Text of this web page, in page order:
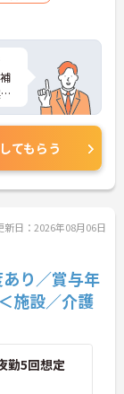
用したい
制
度
ま
てもらう
新日：2026年08月06日
あり／賞与年
施設／介護
勤5回想定